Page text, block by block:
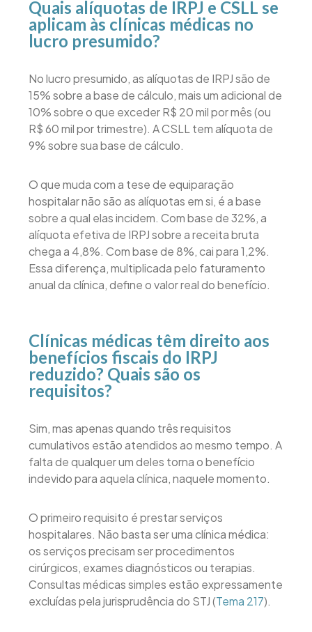
Quais alíquotas de IRPJ e CSLL se
aplicam às clínicas médicas no
lucro presumido?
No lucro presumido, as alíquotas de IRPJ são de
15% sobre a base de cálculo, mais um adicional de
10% sobre o que exceder R$ 20 mil por mês (ou
R$ 60 mil por trimestre). A CSLL tem alíquota de
9% sobre sua base de cálculo.
O que muda com a tese de equiparação
hospitalar não são as alíquotas em si, é a base
sobre a qual elas incidem. Com base de 32%, a
alíquota efetiva de IRPJ sobre a receita bruta
chega a 4,8%. Com base de 8%, cai para 1,2%.
Essa diferença, multiplicada pelo faturamento
anual da clínica, define o valor real do benefício.
Clínicas médicas têm direito aos
benefícios fiscais do IRPJ
reduzido? Quais são os
requisitos?
Sim, mas apenas quando três requisitos
cumulativos estão atendidos ao mesmo tempo. A
falta de qualquer um deles torna o benefício
indevido para aquela clínica, naquele momento.
O primeiro requisito é prestar serviços
hospitalares. Não basta ser uma clínica médica:
os serviços precisam ser procedimentos
cirúrgicos, exames diagnósticos ou terapias.
Consultas médicas simples estão expressamente
excluídas pela jurisprudência do STJ (Tema 217).